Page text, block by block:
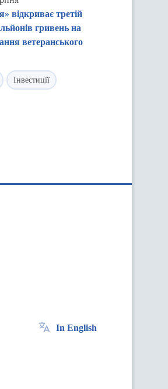
відкриває третій
гривень на
ветеранського
Інвестиції
In English